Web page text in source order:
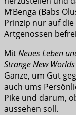
M’Benga (Babs
Prinzip nur auf
Artgenossen
MitNeues Leben
Strange New Worlds
Ganze, um Gut
auch ums
Pike und darum,
aussehen soll.